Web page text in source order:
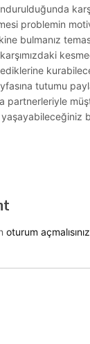
problemin
bulmanız
tutumu
partnerleriyle
oturum açmalısınız